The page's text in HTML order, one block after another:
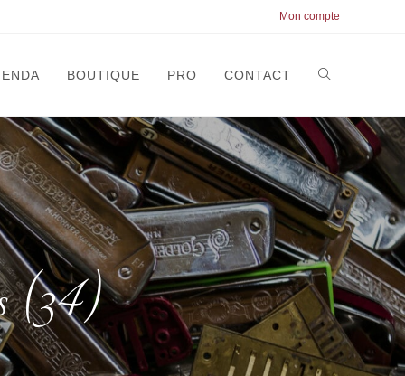
Mon compte
BOUTIQUE PRO CONTACT
(34)